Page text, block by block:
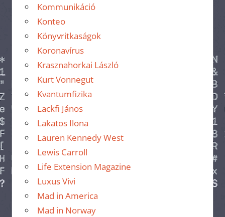
Kommunikáció
Konteo
Könyvritkaságok
Koronavírus
Krasznahorkai László
Kurt Vonnegut
Kvantumfizika
Lackfi János
Lakatos Ilona
Lauren Kennedy West
Lewis Carroll
Life Extension Magazine
Luxus Vivi
Mad in America
Mad in Norway